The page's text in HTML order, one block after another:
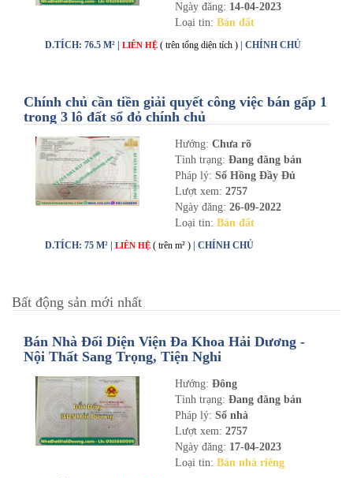
Ngày đăng: 14-04-2023
Loại tin: Bán đất
D.TÍCH: 76.5 M² | LIÊN HỆ ( trên tổng diện tích ) | CHÍNH CHỦ
Chính chủ cần tiền giải quyết công việc bán gấp 1
trong 3 lô đất sổ đỏ chính chủ
Hướng: Chưa rõ
Tình trạng: Đang đăng bán
Pháp lý: Sổ Hồng Đầy Đủ
Lượt xem: 2757
Ngày đăng: 26-09-2022
Loại tin: Bán đất
D.TÍCH: 75 M² | LIÊN HỆ ( trên m² ) | CHÍNH CHỦ
Bất động sản mới nhất
Bán Nhà Đối Diện Viện Đa Khoa Hải Dương -
Nội Thất Sang Trọng, Tiện Nghi
Hướng: Đông
Tình trạng: Đang đăng bán
Pháp lý: Sổ nhà
Lượt xem: 2757
Ngày đăng: 17-04-2023
Loại tin: Bán nhà riêng